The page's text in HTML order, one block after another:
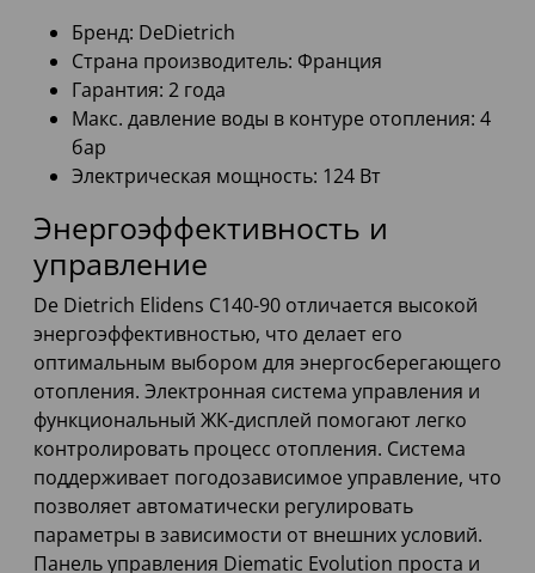
Бренд: DeDietrich
Страна производитель: Франция
Гарантия: 2 года
Макс. давление воды в контуре отопления: 4
бар
Электрическая мощность: 124 Вт
Энергоэффективность и
управление
De Dietrich Elidens C140-90 отличается высокой
энергоэффективностью, что делает его
оптимальным выбором для энергосберегающего
отопления. Электронная система управления и
функциональный ЖК-дисплей помогают легко
контролировать процесс отопления. Система
поддерживает погодозависимое управление, что
позволяет автоматически регулировать
параметры в зависимости от внешних условий.
Панель управления Diematic Evolution проста и